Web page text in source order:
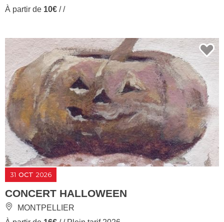
À partir de 10€ / /
31 OCT 2026
CONCERT HALLOWEEN
MONTPELLIER